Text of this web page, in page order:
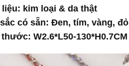
liệu: kim loại & da thật
có sẵn: Đen, tím, vàng,
W2.6*L50-130*H0.7CM